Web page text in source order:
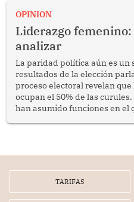
OPINION
Liderazgo
analizar
La paridad política aún es un
resultados de la elección
proceso electoral revelan
ocupan el 50% de las
han asumido funciones en el
TARIFAS